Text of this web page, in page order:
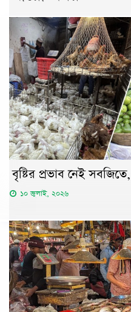
বৃষ্টির প্রভাব নেই
১০ জুলাই, ২০২৬